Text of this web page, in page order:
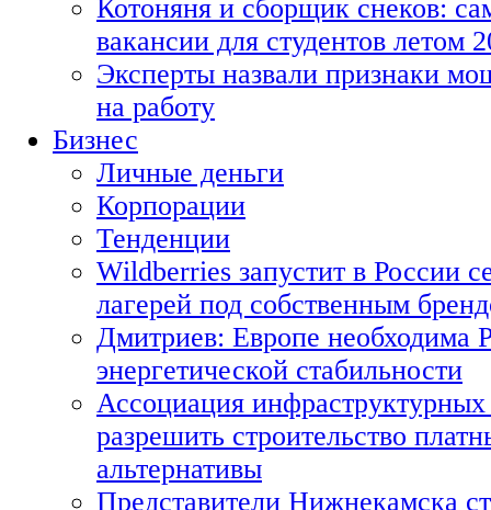
Котоняня и сборщик снеков:
вакансии для студентов летом
Эксперты назвали признаки
на работу
Бизнес
Личные деньги
Корпорации
Тенденции
Wildberries запустит в России
лагерей под собственным
Дмитриев: Европе необходима
энергетической стабильности
Ассоциация
разрешить строительство
альтернативы
Представители Нижнекамска